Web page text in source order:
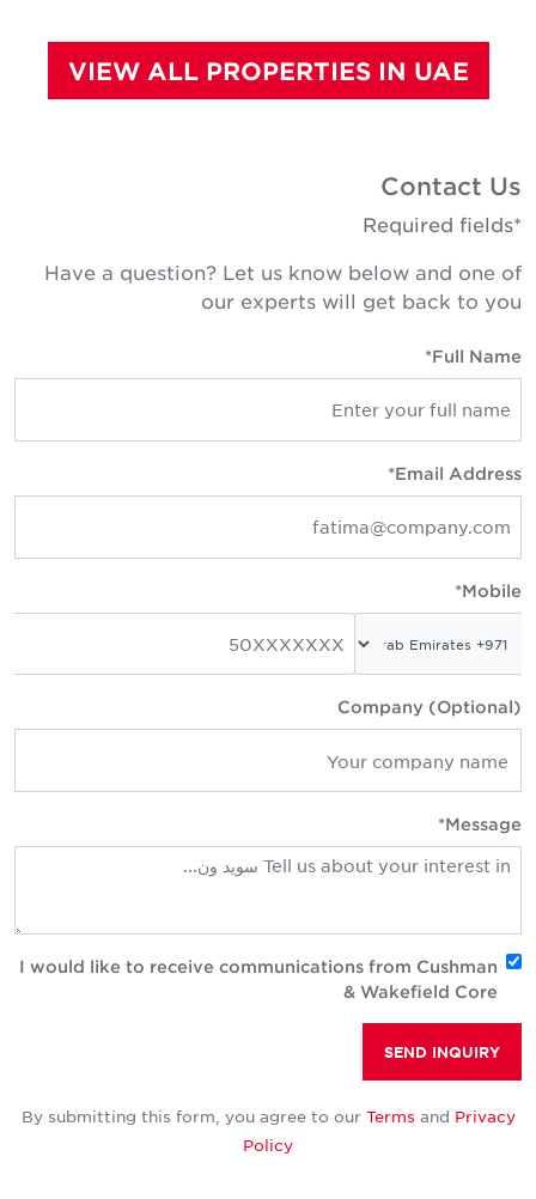
VIEW ALL PROPERTIES IN UAE
Contact Us
Have a question? Let us know below and one of
our experts will get back to you
Full Name*
Email Address*
Mobile*
Company (Optional)
Message*
I would like to receive communications from Cushman
& Wakefield Core
SEND INQUIRY
By submitting this form, you agree to ourTermsandPrivacy
Policy